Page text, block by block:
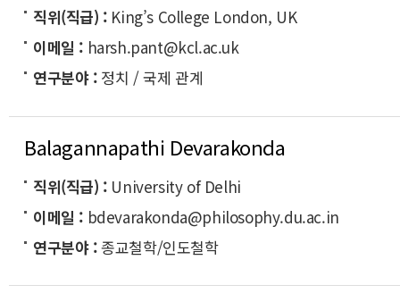
직위(직급)
King’s College London, UK
이메일
harsh.pant@kcl.ac.uk
연구분야 정치 / 국제 관계
Balagannapathi Devarakonda
직위(직급)
University of Delhi
이메일
bdevarakonda@philosophy.du.ac.in
연구분야 종교철학/인도철학